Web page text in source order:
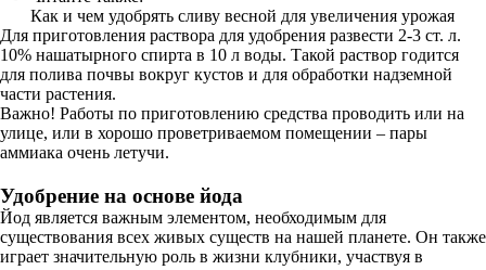
Как и чем удобрять сливу весной для увеличения урожая
Для приготовления раствора для удобрения развести 2-3 ст. л.
10% нашатырного спирта в 10 л воды. Такой раствор годится
для полива почвы вокруг кустов и для обработки надземной
части растения.
Важно! Работы по приготовлению средства проводить или на
улице, или в хорошо проветриваемом помещении – пары
аммиака очень летучи.
Удобрение на основе йода
Йод является важным элементом, необходимым для
существования всех живых существ на нашей планете. Он также
играет значительную роль в жизни клубники, участвуя в